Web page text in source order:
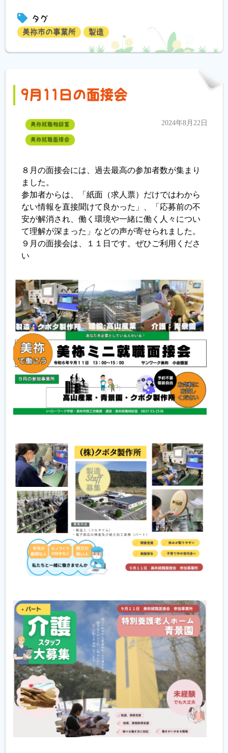
タグ
美祢市の事業所 製造
9月11日の面接会
美祢就職相談室
美祢就職面接会
2024年8月22日
８月の面接会には、過去最高の参加者数が集まり
ました。
参加者からは、「紙面（求人票）だけではわから
ない情報を直接聞けて良かった」、「応募前の不
安が解消され、働く環境や一緒に働く人々につい
て理解が深まった」などの声が寄せられました。
９月の面接会は、１１日です。ぜひご利用くださ
い